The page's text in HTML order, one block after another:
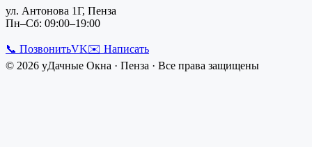
ул. Антонова 1Г, Пенза
Пн–Сб: 09:00–19:00
📞 ПозвонитьVK✉️ Написать
© 2026 уДачные Окна · Пенза · Все права защищены